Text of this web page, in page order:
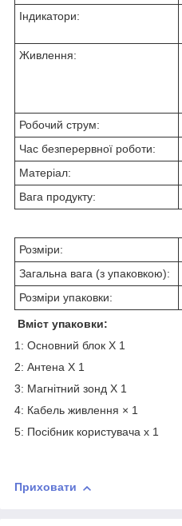
Індикатори:
Живлення:
Робочий струм:
Час безперервної роботи:
Матеріал:
Вага продукту:
Розміри:
Загальна вага (з упаковкою):
Розміри упаковки:
Вміст упаковки:
1: Основний блок X 1
2: Антена X 1
3: Магнітний зонд X 1
4: Кабель живлення × 1
5: Посібник користувача х 1
Приховати